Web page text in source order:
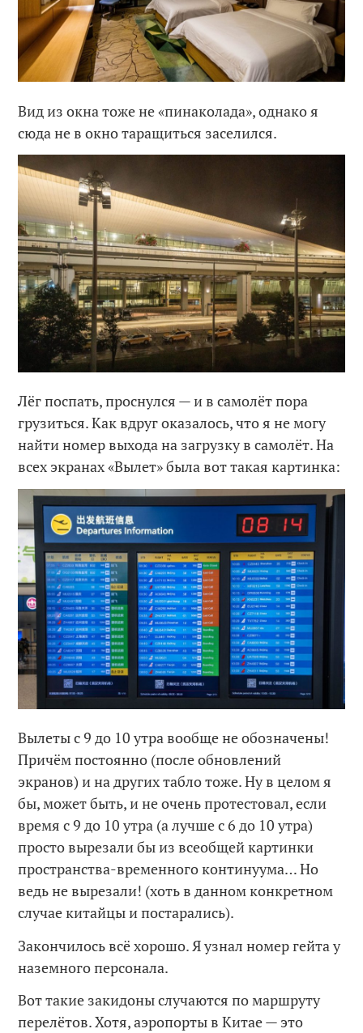
Вид из окна тоже не «пинаколада», однако я
сюда не в окно таращиться заселился.
Лёг поспать, проснулся — и в самолёт пора
грузиться. Как вдруг оказалось, что я не могу
найти номер выхода на загрузку в самолёт. На
всех экранах «Вылет» была вот такая картинка:
Вылеты с 9 до 10 утра вообще не обозначены!
Причём постоянно (после обновлений
экранов) и на других табло тоже. Ну в целом я
бы, может быть, и не очень протестовал, если
время с 9 до 10 утра (а лучше с 6 до 10 утра)
просто вырезали бы из всеобщей картинки
пространства-временного континуума… Но
ведь не вырезали! (хоть в данном конкретном
случае китайцы и постарались).
Закончилось всё хорошо. Я узнал номер гейта у
наземного персонала.
Вот такие закидоны случаются по маршруту
перелётов. Хотя, аэропорты в Китае — это